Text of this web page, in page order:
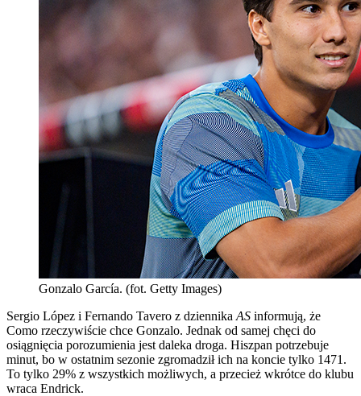
Gonzalo García. (fot. Getty Images)
Sergio López i Fernando Tavero z dziennika AS informują, że
Como rzeczywiście chce Gonzalo. Jednak od samej chęci do
osiągnięcia porozumienia jest daleka droga. Hiszpan potrzebuje
minut, bo w ostatnim sezonie zgromadził ich na koncie tylko 1471.
To tylko 29% z wszystkich możliwych, a przecież wkrótce do klubu
wraca Endrick.